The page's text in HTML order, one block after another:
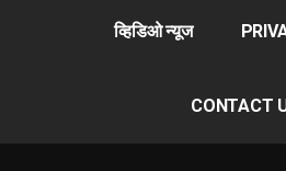
व्हिडिओ न्यूज
CONTACT